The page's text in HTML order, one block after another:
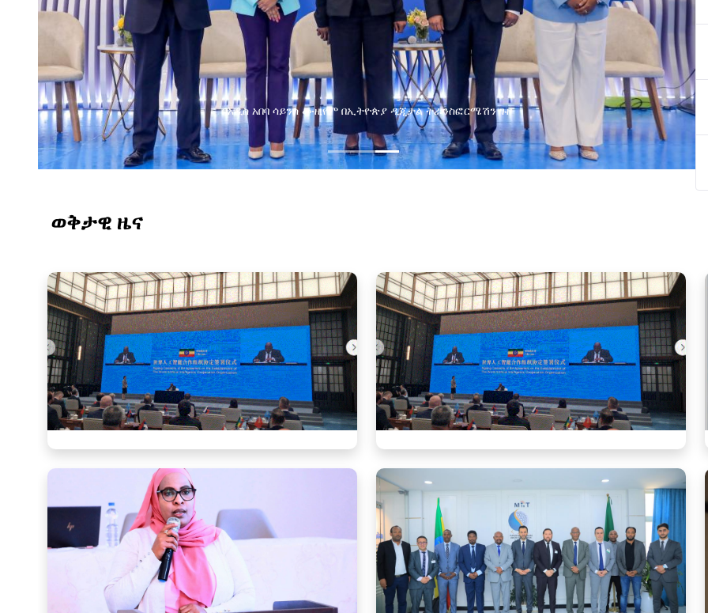
በአዲስ አበባ ሳይንስ ሙዚየም በኢትዮጵያ ዲጂታል ትራንስፎርሜሽን ጉዞ
ወቅታዊ ዜና